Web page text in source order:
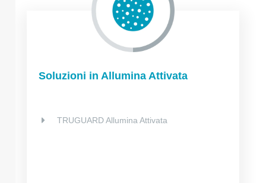
Soluzioni in Allumina Attivata
TRUGUARD Allumina Attivata